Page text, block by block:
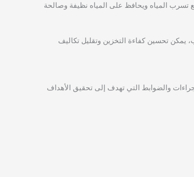
تسرب المياه ويحافظ على المياه نظيفة وصالحة
يمكن تحسين كفاءة التخزين وتقليل تكاليف
والضوابط التي تهدف إلى تحقيق الأهداف